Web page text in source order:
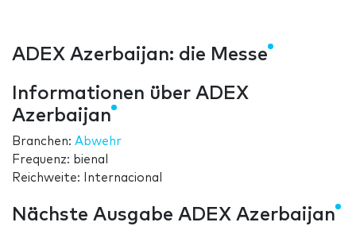
ADEX Azerbaijan: die Messe
Informationen über ADEX
Azerbaijan
Branchen: Abwehr
Frequenz: bienal
Reichweite: Internacional
Nächste Ausgabe ADEX Azerbaijan